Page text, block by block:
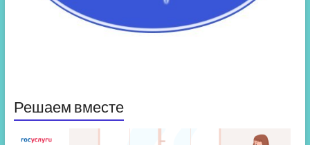
Решаем вместе